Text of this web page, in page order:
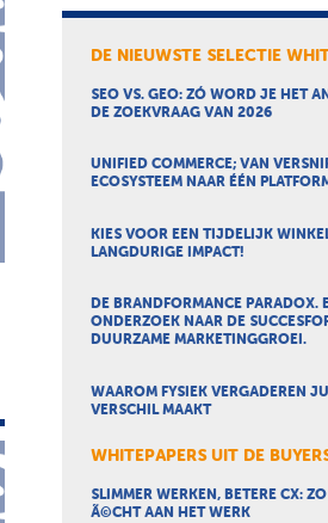
DE NIEUWSTE SELECTIE
SEO VS. GEO: ZÓ WORD JE HET
DE ZOEKVRAAG VAN 2026
UNIFIED COMMERCE; VAN
ECOSYSTEEM NAAR ÉÉN
KIES VOOR EEN TIJDELIJK
LANGDURIGE IMPACT!
DE BRANDFORMANCE PARADOX.
ONDERZOEK NAAR DE
DUURZAME MARKETINGGROEI.
WAAROM FYSIEK VERGADEREN
VERSCHIL MAAKT
WHITEPAPERS UIT DE
SLIMMER WERKEN, BETERE CX:
Ã©CHT AAN HET WERK